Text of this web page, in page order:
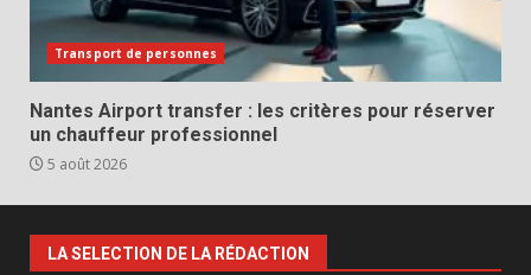
Transport de personnes
Nantes Airport transfer : les critères pour réserver
un chauffeur professionnel
5 août 2026
LA SELECTION DE LA RÉDACTION